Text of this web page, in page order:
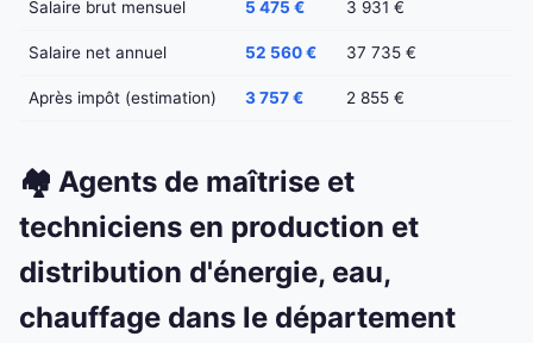
Salaire brut mensuel 5 475 € 3 931 €
Salaire net annuel 52 560 € 37 735 €
Après impôt (estimation) 3 757 € 2 855 €
🏘️ Agents de maîtrise et
techniciens en production et
distribution d'énergie, eau,
chauffage dans le département